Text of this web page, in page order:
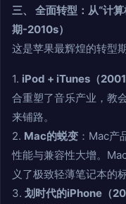
三、 全面转型：从“计
期-2010s）
这是苹果最辉煌的转型
1. iPod + iTunes（
合重塑了音乐产业，教
来铺路。
2. Mac的蜕变 ：Mac产
性能与兼容性大增。
义了极致轻薄笔记本的
3. 划时代的iPhone（